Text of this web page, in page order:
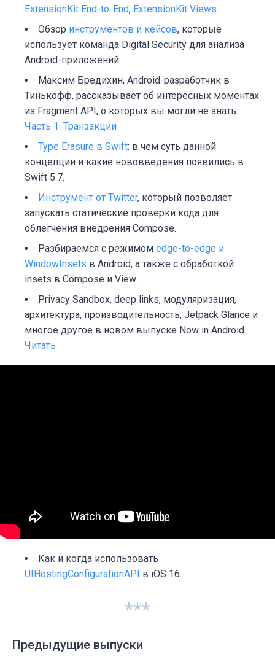
ExtensionKit End-to-End, ExtensionKit Views.
Обзор инструментов и кейсов, которые
использует команда Digital Security для анализа
Android-приложений.
Максим Бредихин, Android-разработчик в
Тинькофф, рассказывает об интересных моментах
из Fragment API, о которых вы могли не знать.
Часть 1. Транзакции
Type Erasure в Swift: в чем суть данной
концепции и какие нововведения появились в
Swift 5.7.
Инструмент от Twitter, который позволяет
запускать статические проверки кода для
облегчения внедрения Compose.
Разбираемся с режимом edge-to-edge и
WindowInsets в Android, а также с обработкой
insets в Compose и View.
Privacy Sandbox, deep links, модуляризация,
архитектура, производительность, Jetpack Glance и
многое другое в новом выпуске Now in Android.
Читать
Как и когда использовать
UIHostingConfigurationAPI в iOS 16.
***
Предыдущие выпуски